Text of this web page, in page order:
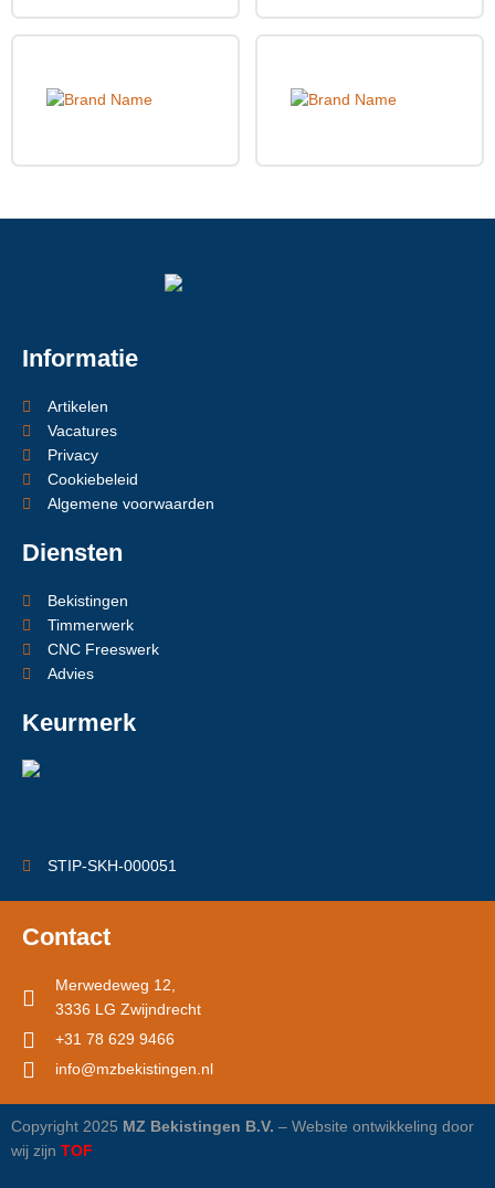
Informatie
Artikelen
Vacatures
Privacy
Cookiebeleid
Algemene voorwaarden
Diensten
Bekistingen
Timmerwerk
CNC Freeswerk
Advies
Keurmerk
STIP-SKH-000051
Contact
Merwedeweg 12,
3336 LG Zwijndrecht
+31 78 629 9466
info@mzbekistingen.nl
Copyright 2025 MZ Bekistingen B.V. – Website ontwikkeling door
wij zijn TOF